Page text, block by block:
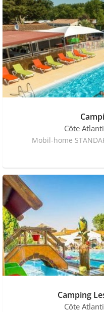
Côte
Mobil-home
Camping
Côte